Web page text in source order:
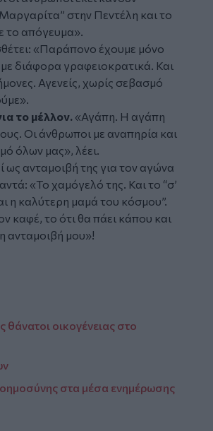
στην Πεντέλη και το
το απόγευμα».
«Παράπονο έχουμε μόνο
διάφορα γραφειοκρατικά. Και
Αγενείς, χωρίς σεβασμό
».
το μέλλον. «Αγάπη. Η αγάπη
Οι άνθρωποι με αναπηρία και
όλων μας», λέει.
ως ανταμοιβή της για τον αγώνα
«Το χαμόγελό της. Και το “σ’
η καλύτερη μαμά του κόσμου”.
καφέ, το ότι θα πάει κάπου και
ανταμοιβή μου»!
οικογένειας στο
στα μέσα ενημέρωσης